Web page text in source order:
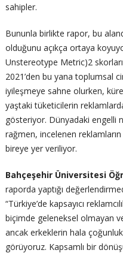
sahipler.
Bununla birlikte rapor, bu
olduğunu açıkça ortaya
Unstereotype Metric)2
2021’den bu yana toplumsal
iyileşmeye sahne olurken,
yaştaki tüketicilerin
gösteriyor. Dünyadaki engelli
rağmen, incelenen
bireye yer veriliyor.
Bahçeşehir Üniversitesi
raporda yaptığı
“Türkiye’de kapsayıcı
biçimde geleneksel olmayan
ancak erkeklerin hala
görüyoruz. Kapsamlı bir